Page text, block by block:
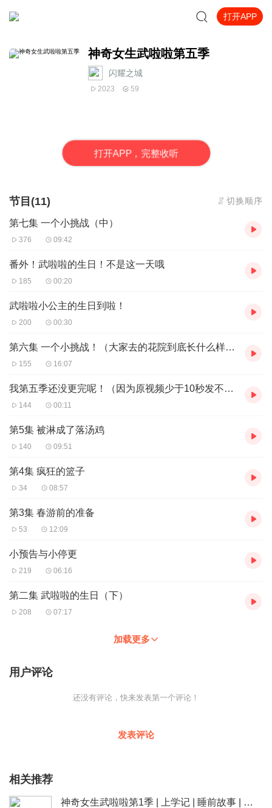
打开APP
神奇女生武啦啦第五季
闪耀之城
2023 59
打开APP，完整收听
节目(11) 切换顺序
第七集 一个小挑战（中）
376 09:42
番外！武啦啦的生日！不是这一天哦
185 00:20
武啦啦小公主的生日到啦！
200 00:30
第六集 一个小挑战！（大家去的花院到底长什么样子呢？）
155 16:07
我第五季还没更完呢！（因为原视频少于10秒发不了所以录屏）
144 00:11
第5集 被淋成了落汤鸡
140 09:51
第4集 疯狂的篮子
34 08:57
第3集 春游前的准备
53 12:09
小预告与小停更
219 06:16
第二集 武啦啦的生日（下）
208 07:17
加载更多
用户评论
还没有评论，快来发表第一个评论！
发表评论
相关推荐
神奇女生武啦啦第1季 | 上学记 | 睡前故事 | 番茄小学